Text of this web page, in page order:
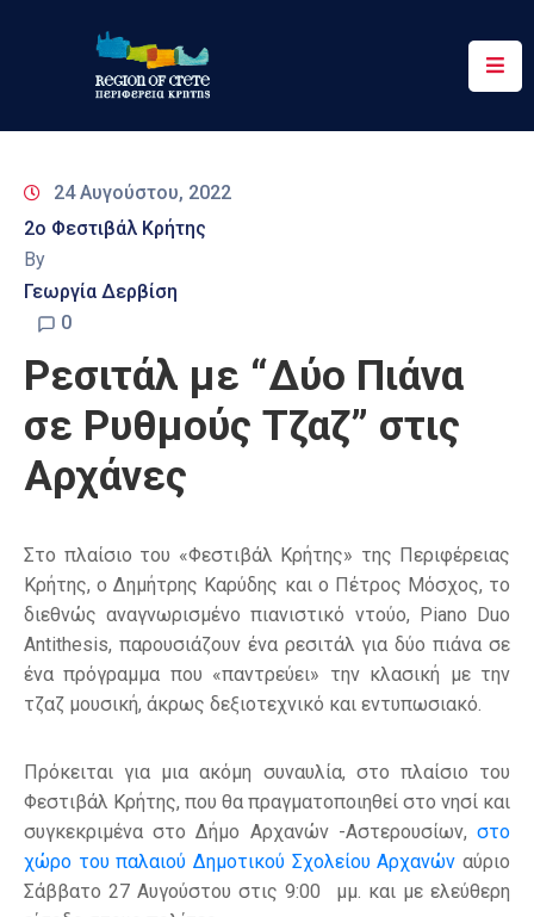
Περιφέρεια
&
Δράσεις
Ψηφιακές
Επικοινωνία
24 Αυγούστου, 2022
2ο Φεστιβάλ Κρήτης
By
Γεωργία Δερβίση
0
Ρεσιτάλ με “Δύο Πιάνα
σε Ρυθμούς Τζαζ” στις
Αρχάνες
Στο πλαίσιο του «Φεστιβάλ Κρήτης» της Περιφέρειας
Κρήτης, ο Δημήτρης Καρύδης και o Πέτρος Μόσχος, το
διεθνώς αναγνωρισμένο πιανιστικό ντούο, Piano Duo
Antithesis, παρουσιάζουν ένα ρεσιτάλ για δύο πιάνα σε
ένα πρόγραμμα που «παντρεύει» την κλασική με την
τζαζ μουσική, άκρως δεξιοτεχνικό και εντυπωσιακό.
Πρόκειται για μια ακόμη συναυλία, στο πλαίσιο του
Φεστιβάλ Κρήτης, που θα πραγματοποιηθεί στο νησί και
συγκεκριμένα στο Δήμο Αρχανών -Αστερουσίων, στο
χώρο του παλαιού Δημοτικού Σχολείου Αρχανών αύριο
Σάββατο 27 Αυγούστου στις 9:00 μμ. και με ελεύθερη